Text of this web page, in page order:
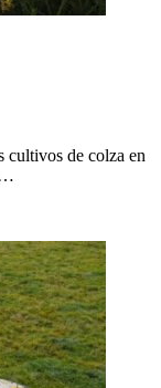
cultivos de colza en